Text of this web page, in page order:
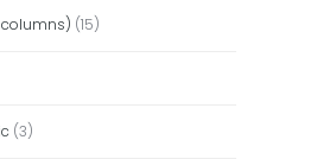
columns) (15)
(3)